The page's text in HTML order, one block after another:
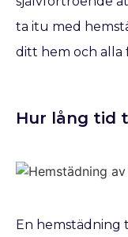
ta itu med
ditt hem och alla
Hur lång tid
En hemstädning